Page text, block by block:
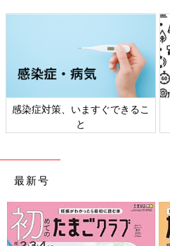
出典：Instagramアカウント「
こちらはchihiro_mama_lifeさんが
ス。これがないとお出かけでき
だとか。お気に入りのおせんべい
ケースを見るだけで喜んでくれる
1足110円！新幹線柄の靴下
感染症対策、いますぐできるこ
と
最新号